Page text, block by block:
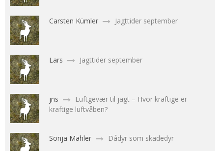
Carsten Kümler Jagttider september
Lars Jagttider september
jns
Luftgevær til jagt – Hvor kraftige er
kraftige luftvåben?
Sonja Mahler Dådyr som skadedyr